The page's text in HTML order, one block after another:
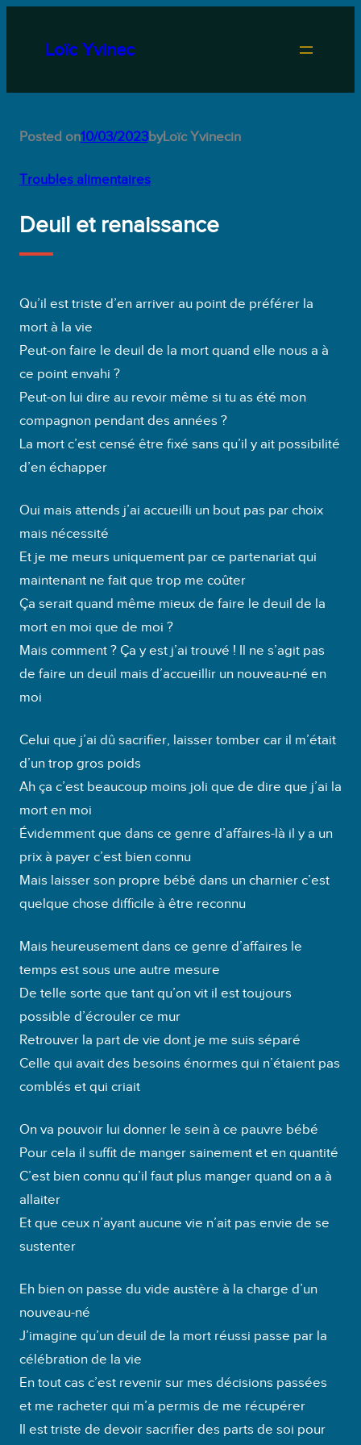
Loïc Yvinec
Posted on10/03/2023byLoïc Yvinecin
Troubles alimentaires
Deuil et renaissance
Qu’il est triste d’en arriver au point de préférer la
mort à la vie
Peut-on faire le deuil de la mort quand elle nous a à
ce point envahi ?
Peut-on lui dire au revoir même si tu as été mon
compagnon pendant des années ?
La mort c’est censé être fixé sans qu’il y ait possibilité
d’en échapper
Oui mais attends j’ai accueilli un bout pas par choix
mais nécessité
Et je me meurs uniquement par ce partenariat qui
maintenant ne fait que trop me coûter
Ça serait quand même mieux de faire le deuil de la
mort en moi que de moi ?
Mais comment ? Ça y est j’ai trouvé ! Il ne s’agit pas
de faire un deuil mais d’accueillir un nouveau-né en
moi
Celui que j’ai dû sacrifier, laisser tomber car il m’était
d’un trop gros poids
Ah ça c’est beaucoup moins joli que de dire que j’ai la
mort en moi
Évidemment que dans ce genre d’affaires-là il y a un
prix à payer c’est bien connu
Mais laisser son propre bébé dans un charnier c’est
quelque chose difficile à être reconnu
Mais heureusement dans ce genre d’affaires le
temps est sous une autre mesure
De telle sorte que tant qu’on vit il est toujours
possible d’écrouler ce mur
Retrouver la part de vie dont je me suis séparé
Celle qui avait des besoins énormes qui n’étaient pas
comblés et qui criait
On va pouvoir lui donner le sein à ce pauvre bébé
Pour cela il suffit de manger sainement et en quantité
C’est bien connu qu’il faut plus manger quand on a à
allaiter
Et que ceux n’ayant aucune vie n’ait pas envie de se
sustenter
Eh bien on passe du vide austère à la charge d’un
nouveau-né
J’imagine qu’un deuil de la mort réussi passe par la
célébration de la vie
En tout cas c’est revenir sur mes décisions passées
et me racheter qui m’a permis de me récupérer
Il est triste de devoir sacrifier des parts de soi pour